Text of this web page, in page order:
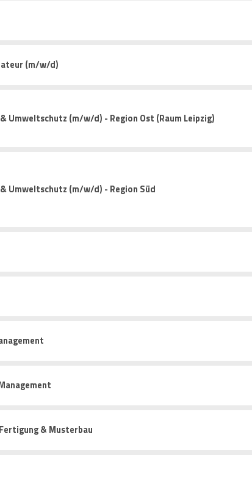
(m/w/d)
(m/w/d) - Region Ost (Raum Leipzig)
Umweltschutz (m/w/d) - Region Süd
& Musterbau